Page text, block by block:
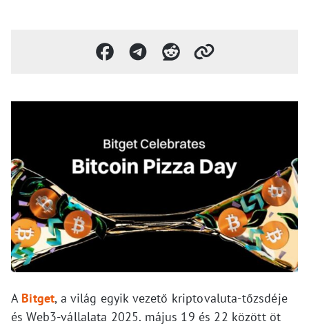
A Bitget, a világ egyik vezető kriptovaluta-tőzsdéje
és Web3-vállalata 2025. május 19 és 22 között öt